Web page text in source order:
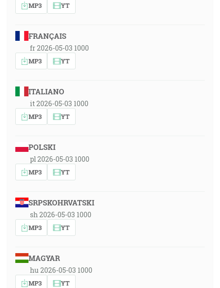
MP3 YT
FRANÇAIS
fr 2026-05-03 1000
MP3 YT
ITALIANO
it 2026-05-03 1000
MP3 YT
POLSKI
pl 2026-05-03 1000
MP3 YT
SRPSKOHRVATSKI
sh 2026-05-03 1000
MP3 YT
MAGYAR
hu 2026-05-03 1000
MP3 YT